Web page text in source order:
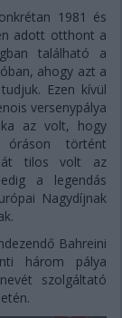
1981 és
adott otthont a
található a
ahogy azt a
Ezen kívül
versenypálya
az volt, hogy
történt
át tilos volt az
a legendás
Nagydíjnak
Bahreini
három pálya
szolgáltató